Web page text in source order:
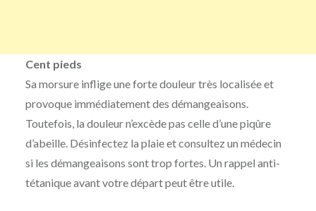
Cent pieds
Sa morsure inflige une forte douleur très localisée et
provoque immédiatement des démangeaisons.
Toutefois, la douleur n’excède pas celle d’une piqûre
d’abeille. Désinfectez la plaie et consultez un médecin
si les démangeaisons sont trop fortes. Un rappel anti-
tétanique avant votre départ peut être utile.